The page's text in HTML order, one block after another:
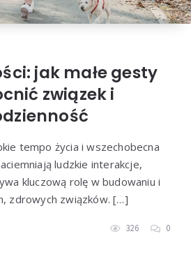
jak małe gesty
związek i
tempo życia i wszechobecna
ludzkie interakcje,
kluczową rolę w budowaniu i
zdrowych związków. […]
326 0